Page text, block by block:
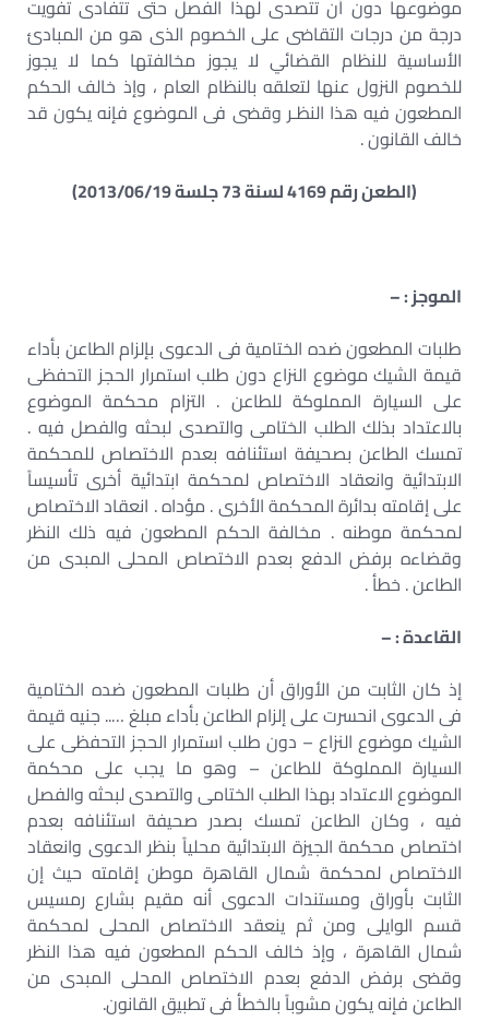
موضوعها دون أن تتصدى لهذا الفصل حتى تتفادى تفويت
درجة من درجات التقاضى على الخصوم الذى هو من المبادئ
الأساسية للنظام القضائي لا يجوز مخالفتها كما لا يجوز
للخصوم النزول عنها لتعلقه بالنظام العام ، وإذ خالف الحكم
المطعون فيه هذا النظـر وقضى فى الموضوع فإنه يكون قد
خالف القانون .
(الطعن رقم 4169 لسنة 73 جلسة 2013/06/19)
الموجز : –
طلبات المطعون ضده الختامية فى الدعوى بإلزام الطاعن بأداء
قيمة الشيك موضوع النزاع دون طلب استمرار الحجز التحفظى
على السيارة المملوكة للطاعن . التزام محكمة الموضوع
بالاعتداد بذلك الطلب الختامى والتصدى لبحثه والفصل فيه .
تمسك الطاعن بصحيفة استئنافه بعدم الاختصاص للمحكمة
الابتدائية وانعقاد الاختصاص لمحكمة ابتدائية أخرى تأسيساً
على إقامته بدائرة المحكمة الأخرى . مؤداه . انعقاد الاختصاص
لمحكمة موطنه . مخالفة الحكم المطعون فيه ذلك النظر
وقضاءه برفض الدفع بعدم الاختصاص المحلى المبدى من
الطاعن . خطأ .
القاعدة : –
إذ كان الثابت من الأوراق أن طلبات المطعون ضده الختامية
فى الدعوى انحسرت على إلزام الطاعن بأداء مبلغ ….. جنيه قيمة
الشيك موضوع النزاع – دون طلب استمرار الحجز التحفظى على
السيارة المملوكة للطاعن – وهو ما يجب على محكمة
الموضوع الاعتداد بهذا الطلب الختامى والتصدى لبحثه والفصل
فيه ، وكان الطاعن تمسك بصدر صحيفة استئنافه بعدم
اختصاص محكمة الجيزة الابتدائية محلياً بنظر الدعوى وانعقاد
الاختصاص لمحكمة شمال القاهرة موطن إقامته حيث إن
الثابت بأوراق ومستندات الدعوى أنه مقيم بشارع رمسيس
قسم الوايلى ومن ثم ينعقد الاختصاص المحلى لمحكمة
شمال القاهرة ، وإذ خالف الحكم المطعون فيه هذا النظر
وقضى برفض الدفع بعدم الاختصاص المحلى المبدى من
الطاعن فإنه يكون مشوباً بالخطأ فى تطبيق القانون.